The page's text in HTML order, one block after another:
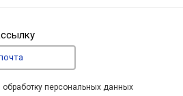
персональных данных